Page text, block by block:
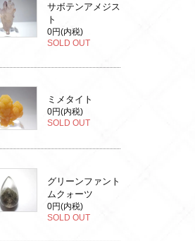
サボテンアメジス
ト
0円(内税)
SOLD OUT
ミメタイト
0円(内税)
SOLD OUT
グリーンファント
ムクォーツ
0円(内税)
SOLD OUT